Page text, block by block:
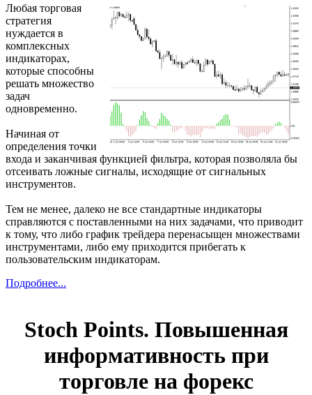
Любая торговая
стратегия
нуждается в
комплексных
индикаторах,
которые способны
решать множество
задач
одновременно.
Начиная от
определения точки
входа и заканчивая функцией фильтра, которая позволяла бы
отсеивать ложные сигналы, исходящие от сигнальных
инструментов.
Тем не менее, далеко не все стандартные индикаторы
справляются с поставленными на них задачами, что приводит
к тому, что либо график трейдера перенасыщен множествами
инструментами, либо ему приходится прибегать к
пользовательским индикаторам.
Подробнее...
Stoch Points. Повышенная
информативность при
торговле на форекс